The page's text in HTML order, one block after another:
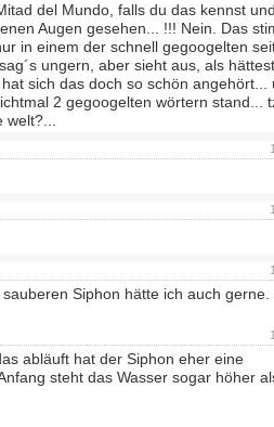
del Mundo, falls du das kennst
Augen gesehen... !!! Nein. Das
in einem der schnell gegoogelten
ungern, aber sieht aus, als
sich das doch so schön angehört...
2 gegoogelten wörtern stand...
Siphon hätte ich auch gerne.
abläuft hat der Siphon eher eine
steht das Wasser sogar höher